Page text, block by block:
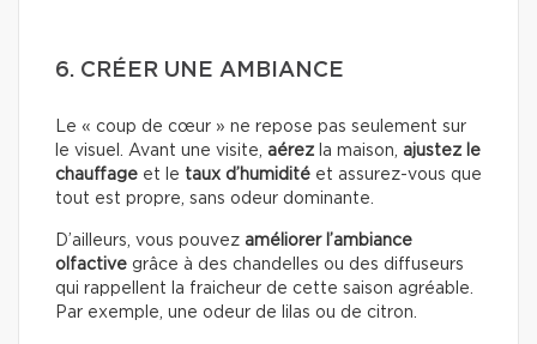
6. CRÉER UNE AMBIANCE
Le « coup de cœur » ne repose pas seulement sur
le visuel. Avant une visite, aérez la maison, ajustez le
chauffage et le taux d’humidité et assurez-vous que
tout est propre, sans odeur dominante.
D’ailleurs, vous pouvez améliorer l’ambiance
olfactive grâce à des chandelles ou des diffuseurs
qui rappellent la fraicheur de cette saison agréable.
Par exemple, une odeur de lilas ou de citron.